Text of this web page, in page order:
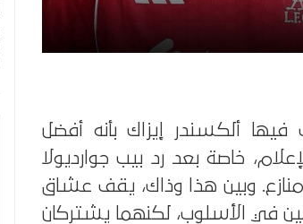
ألكسندر إيزاك بأنه أفضل
خاصة بعد رد بيب جوارديولا
منازع. وبين هذا وذاك، يقف عشاق
في الأسلوب، لكنهما يشتركان